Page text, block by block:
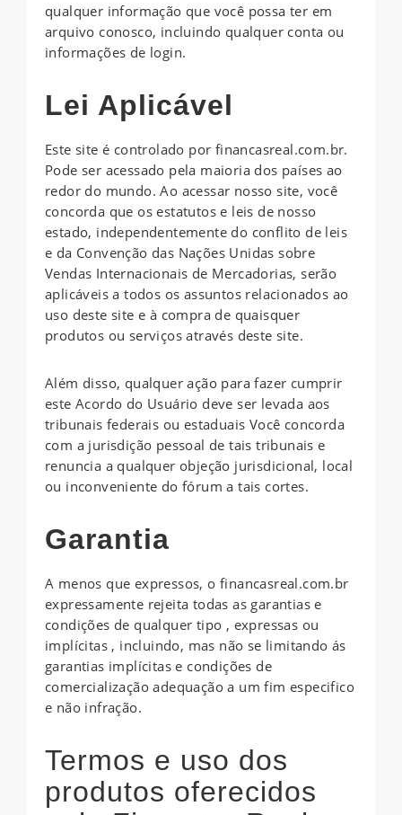
qualquer informação que você possa ter em
arquivo conosco, incluindo qualquer conta ou
informações de login.
Lei Aplicável
Este site é controlado por financasreal.com.br.
Pode ser acessado pela maioria dos países ao
redor do mundo. Ao acessar nosso site, você
concorda que os estatutos e leis de nosso
estado, independentemente do conflito de leis
e da Convenção das Nações Unidas sobre
Vendas Internacionais de Mercadorias, serão
aplicáveis ​​a todos os assuntos relacionados ao
uso deste site e à compra de quaisquer
produtos ou serviços através deste site.
Além disso, qualquer ação para fazer cumprir
este Acordo do Usuário deve ser levada aos
tribunais federais ou estaduais Você concorda
com a jurisdição pessoal de tais tribunais e
renuncia a qualquer objeção jurisdicional, local
ou inconveniente do fórum a tais cortes.
Garantia
A menos que expressos, o financasreal.com.br
expressamente rejeita todas as garantias e
condições de qualquer tipo , expressas ou
implícitas , incluindo, mas não se limitando ás
garantias implícitas e condições de
comercialização adequação a um fim especifico
e não infração.
Termos e uso dos
produtos oferecidos